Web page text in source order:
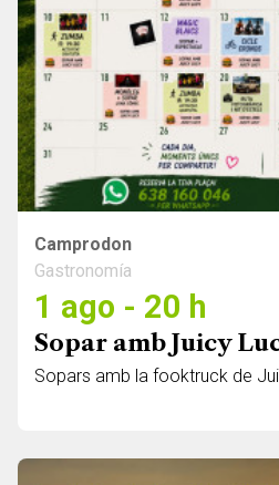
Camprodon
Gastronomía
1 ago - 20 h
Sopar amb Juicy
Sopars amb la fooktruck de